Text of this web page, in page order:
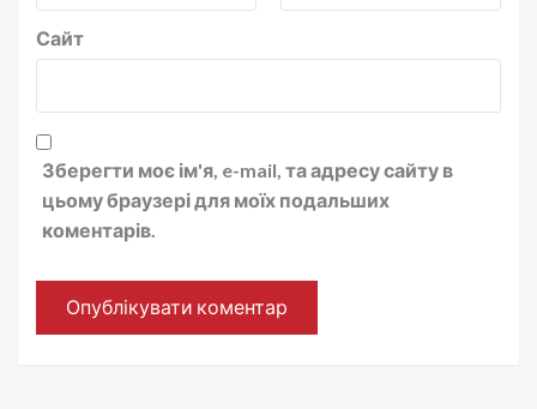
Сайт
Зберегти моє ім'я, e-mail, та адресу сайту в
цьому браузері для моїх подальших
коментарів.